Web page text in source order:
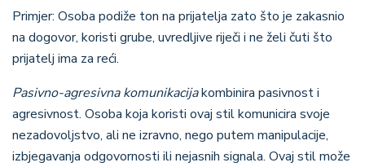
Primjer: Osoba podiže ton na prijatelja zato što je zakasnio
na dogovor, koristi grube, uvredljive riječi i ne želi čuti što
prijatelj ima za reći.
Pasivno-agresivna komunikacijakombinira pasivnost i
agresivnost. Osoba koja koristi ovaj stil komunicira svoje
nezadovoljstvo, ali ne izravno, nego putem manipulacije,
izbjegavanja odgovornosti ili nejasnih signala. Ovaj stil može